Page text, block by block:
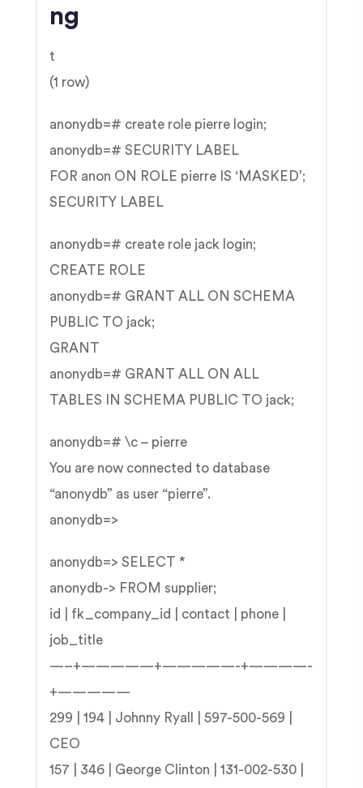
ng
t
(1 row)
anonydb=# create role pierre login;
anonydb=# SECURITY LABEL
FOR anon ON ROLE pierre IS ‘MASKED’;
SECURITY LABEL
anonydb=# create role jack login;
CREATE ROLE
anonydb=# GRANT ALL ON SCHEMA
PUBLIC TO jack;
GRANT
anonydb=# GRANT ALL ON ALL
TABLES IN SCHEMA PUBLIC TO jack;
anonydb=# \c – pierre
You are now connected to database
“anonydb” as user “pierre”.
anonydb=>
anonydb=> SELECT *
anonydb-> FROM supplier;
id | fk_company_id | contact | phone |
job_title
—–+—————+—————-+————-
+—————
299 | 194 | Johnny Ryall | 597-500-569 |
CEO
157 | 346 | George Clinton | 131-002-530 |